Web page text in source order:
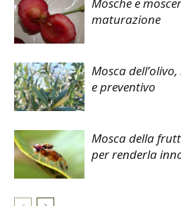
Mosche e
maturazione
Mosca
e preventivo
Mosca della
per renderla